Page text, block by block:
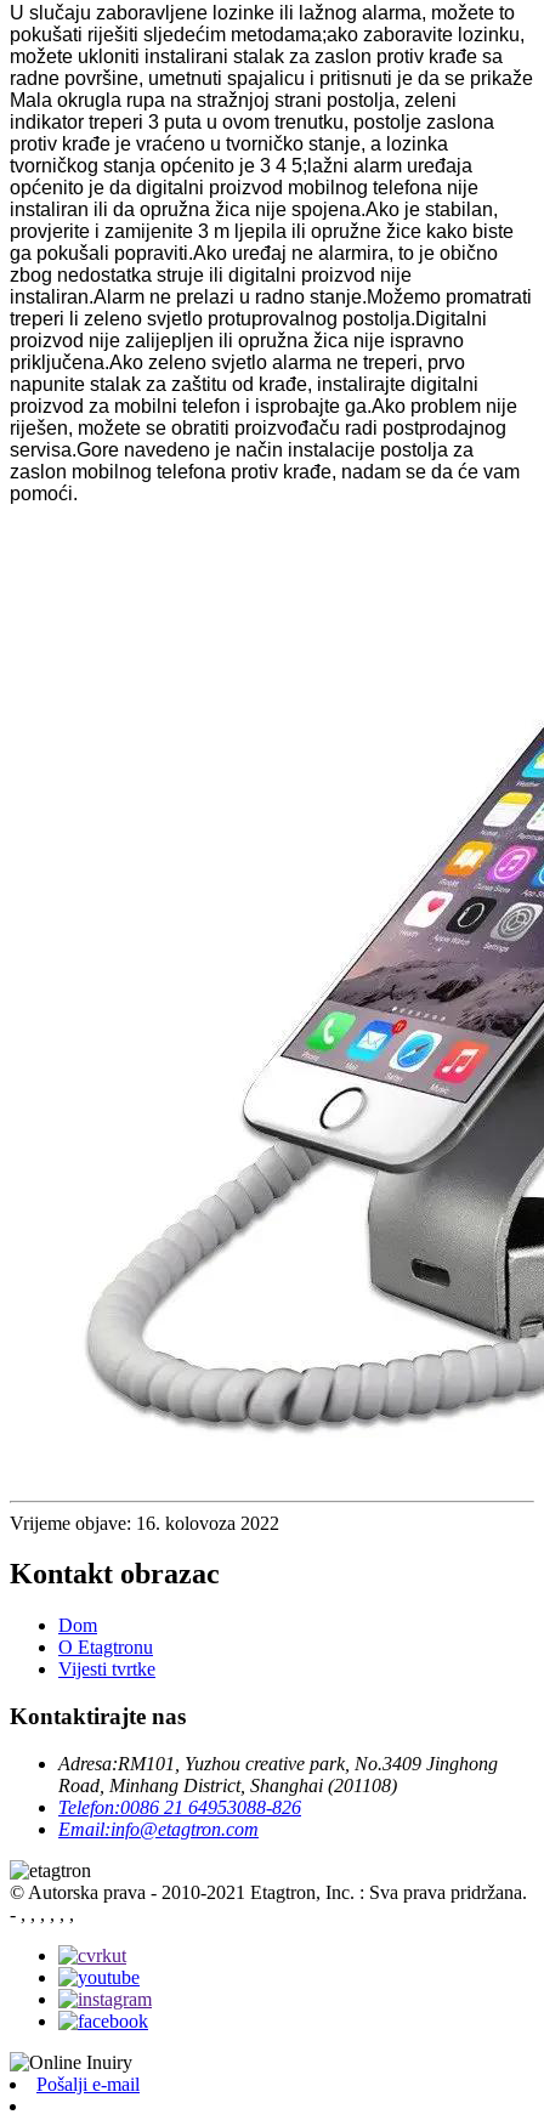
U slučaju zaboravljene lozinke ili lažnog alarma, možete to
pokušati riješiti sljedećim metodama;ako zaboravite lozinku,
možete ukloniti instalirani stalak za zaslon protiv krađe sa
radne površine, umetnuti spajalicu i pritisnuti je da se prikaže
Mala okrugla rupa na stražnjoj strani postolja, zeleni
indikator treperi 3 puta u ovom trenutku, postolje zaslona
protiv krađe je vraćeno u tvorničko stanje, a lozinka
tvorničkog stanja općenito je 3 4 5;lažni alarm uređaja
općenito je da digitalni proizvod mobilnog telefona nije
instaliran ili da opružna žica nije spojena.Ako je stabilan,
provjerite i zamijenite 3 m ljepila ili opružne žice kako biste
ga pokušali popraviti.Ako uređaj ne alarmira, to je obično
zbog nedostatka struje ili digitalni proizvod nije
instaliran.Alarm ne prelazi u radno stanje.Možemo promatrati
treperi li zeleno svjetlo protuprovalnog postolja.Digitalni
proizvod nije zalijepljen ili opružna žica nije ispravno
priključena.Ako zeleno svjetlo alarma ne treperi, prvo
napunite stalak za zaštitu od krađe, instalirajte digitalni
proizvod za mobilni telefon i isprobajte ga.Ako problem nije
riješen, možete se obratiti proizvođaču radi postprodajnog
servisa.Gore navedeno je način instalacije postolja za
zaslon mobilnog telefona protiv krađe, nadam se da će vam
pomoći.
Vrijeme objave: 16. kolovoza 2022
Kontakt obrazac
Dom
O Etagtronu
Vijesti tvrtke
Kontaktirajte nas
Adresa:RM101, Yuzhou creative park, No.3409 Jinghong
Road, Minhang District, Shanghai (201108)
Telefon:0086 21 64953088-826
Email:info@etagtron.com
© Autorska prava - 2010-2021 Etagtron, Inc. : Sva prava pridržana.
- , , , , , ,
Pošalji e-mail